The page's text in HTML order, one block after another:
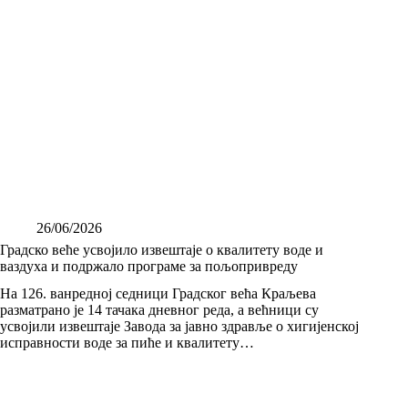
26/06/2026
Градско веће усвојило извештаје о квалитету воде и
ваздуха и подржало програме за пољопривреду
На 126. ванредној седници Градског већа Краљева
разматрано је 14 тачака дневног реда, а већници су
усвојили извештаје Завода за јавно здравље о хигијенској
исправности воде за пиће и квалитету…